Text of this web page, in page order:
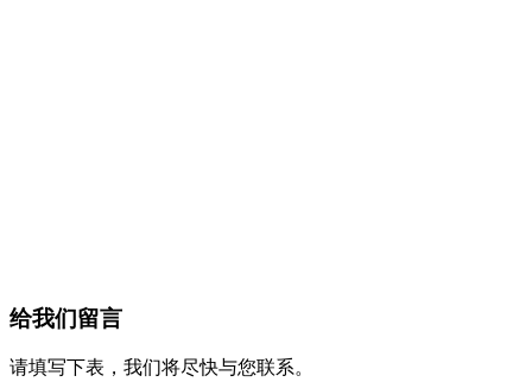
给我们留言
请填写下表，我们将尽快与您联系。